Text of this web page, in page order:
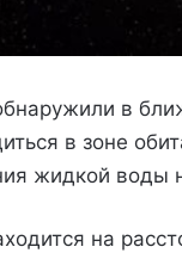
в
в зоне
жидкой воды
на